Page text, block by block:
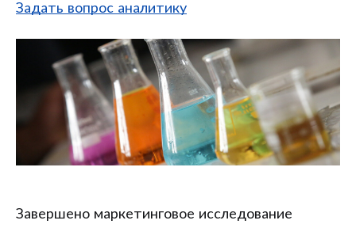
Задать вопрос аналитику
Завершено маркетинговое исследование